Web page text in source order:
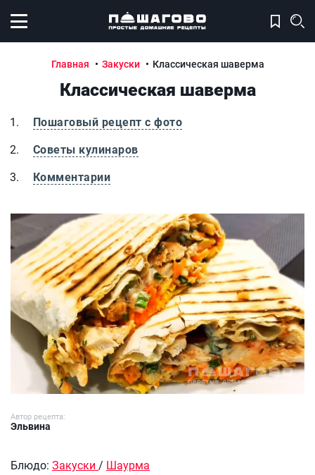
Открыть меню
Главная Закуски Классическая шаверма
Классическая шаверма
Пошаговый рецепт с фото
Советы кулинаров
Комментарии
Классическая шаверма
Автор рецепта:
Эльвина
Блюдо: Закуски / Шаурма